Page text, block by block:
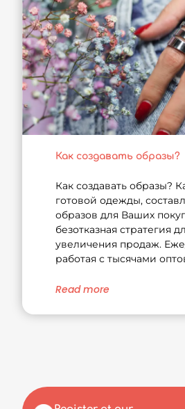
Как создавать образы?
Как создавать образы?
готовой одежды,
образов для Ваших
безотказная стратегия
увеличения продаж.
работая с тысячами
Read more